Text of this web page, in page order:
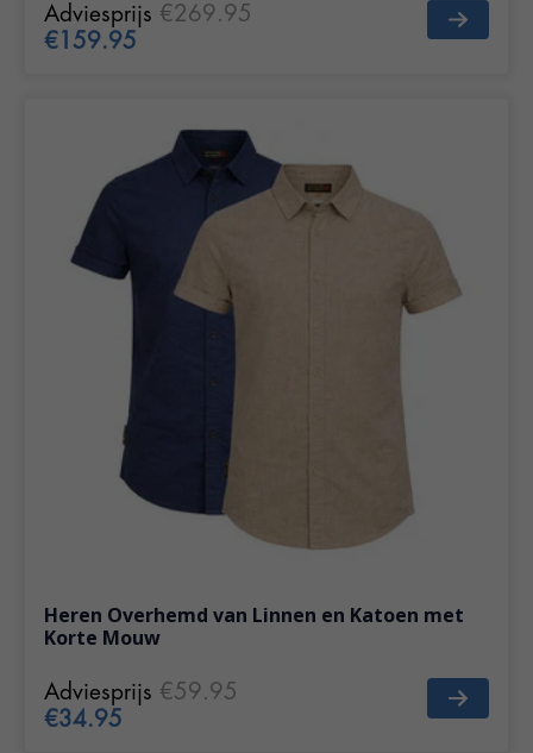
Adviesprijs €269.95
€159.95
Heren Overhemd van Linnen en Katoen met
Korte Mouw
Adviesprijs €59.95
€34.95